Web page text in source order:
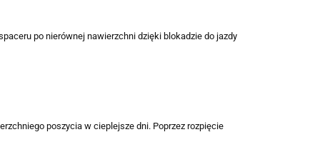
po nierównej nawierzchni dzięki blokadzie do jazdy
poszycia w cieplejsze dni. Poprzez rozpięcie